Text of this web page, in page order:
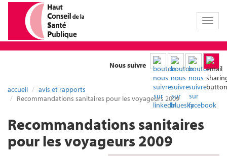
Toggle
Nous suivre
accueil
avis et rapports
Recommandations sanitaires pour les voyageurs 2009
Recommandations sanitaires
pour les voyageurs 2009